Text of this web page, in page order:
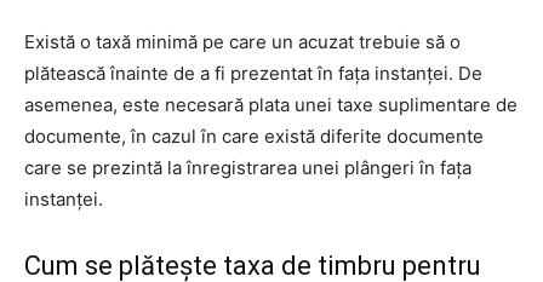
Există o taxă minimă pe care un acuzat trebuie să o
plătească înainte de a fi prezentat în fața instanței. De
asemenea, este necesară plata unei taxe suplimentare de
documente, în cazul în care există diferite documente
care se prezintă la înregistrarea unei plângeri în fața
instanței.
Cum se plătește taxa de timbru pentru